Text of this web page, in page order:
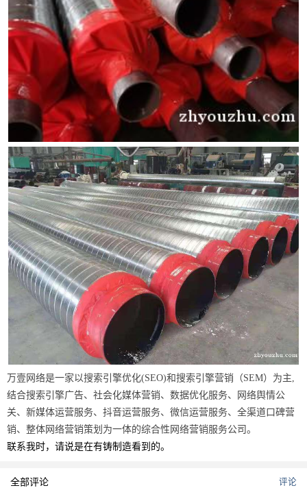
万壹网络是一家以搜索引擎优化(SEO)和搜索引擎营销（SEM）为主,
结合搜索引擎广告、社会化媒体营销、数据优化服务、网络舆情公
关、新媒体运营服务、抖音运营服务、微信运营服务、全渠道口碑营
销、整体网络营销策划为一体的综合性网络营销服务公司。
联系我时，请说是在有铸制造看到的。
全部评论 评论